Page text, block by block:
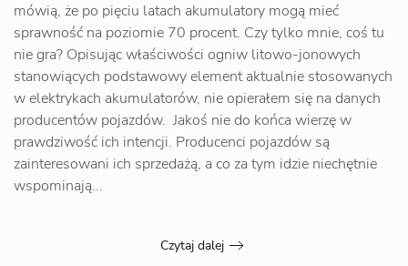
mówią, że po pięciu latach akumulatory mogą mieć
sprawność na poziomie 70 procent. Czy tylko mnie, coś tu
nie gra? Opisując właściwości ogniw litowo-jonowych
stanowiących podstawowy element aktualnie stosowanych
w elektrykach akumulatorów, nie opierałem się na danych
producentów pojazdów. Jakoś nie do końca wierzę w
prawdziwość ich intencji. Producenci pojazdów są
zainteresowani ich sprzedażą, a co za tym idzie niechętnie
wspominają...
Czytaj dalej